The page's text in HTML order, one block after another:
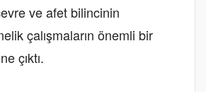
ve afet bilincinin
çalışmaların önemli bir
çıktı.